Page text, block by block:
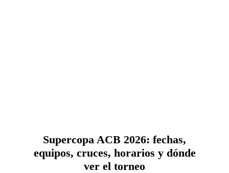
Supercopa ACB 2026: fechas,
equipos, cruces, horarios y dónde
ver el torneo